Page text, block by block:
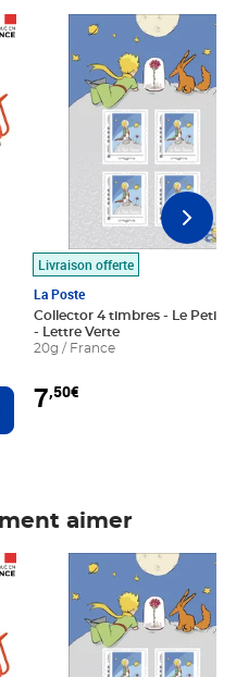
au panier
Livraison offerte
La Poste
Collector 4 timbres - Le Petit
- Lettre Verte
20g / France
7,50€
Prix 7,50€
aimer
Prix 7,50€